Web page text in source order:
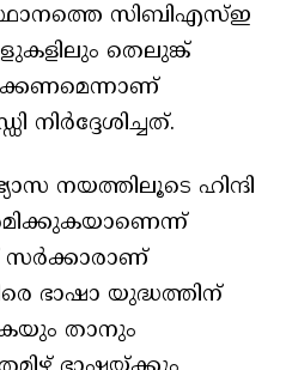
സിബിഎസ്ഇ
തെലുങ്ക്
നിര്‍ദ്ദേശിച്ചത്.
നയത്തിലൂടെ ഹിന്ദി
സര്‍ക്കാരാണ്
ഭാഷാ യുദ്ധത്തിന്
താനും